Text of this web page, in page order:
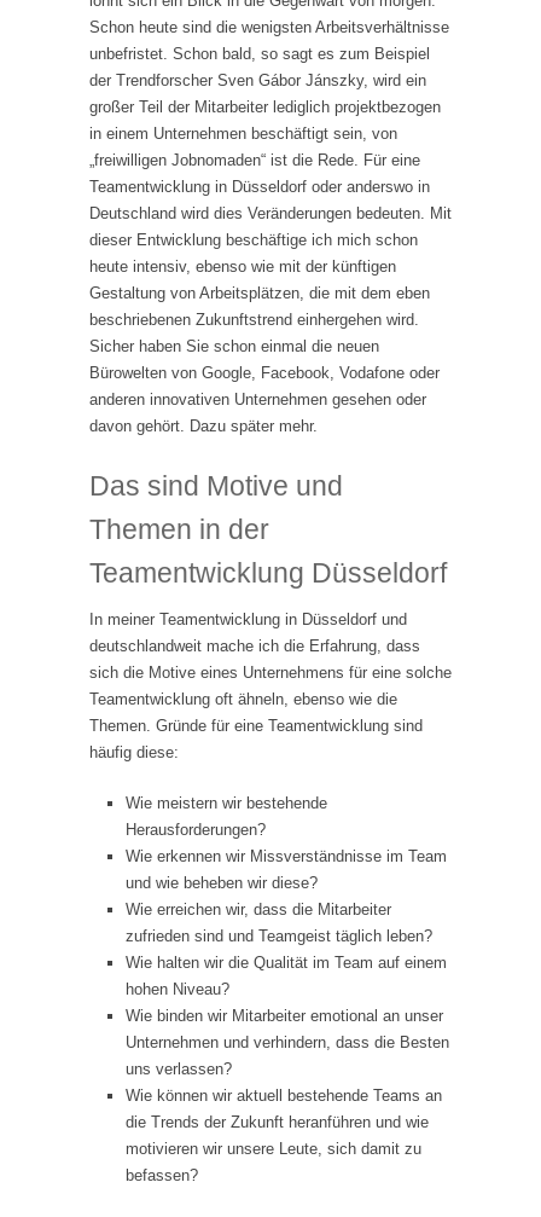
Schon heute sind die wenigsten Arbeitsverhältnisse
unbefristet. Schon bald, so sagt es zum Beispiel
der Trendforscher Sven Gábor Jánszky, wird ein
großer Teil der Mitarbeiter lediglich projektbezogen
in einem Unternehmen beschäftigt sein, von
„freiwilligen Jobnomaden“ ist die Rede. Für eine
Teamentwicklung in Düsseldorf oder anderswo in
Deutschland wird dies Veränderungen bedeuten. Mit
dieser Entwicklung beschäftige ich mich schon
heute intensiv, ebenso wie mit der künftigen
Gestaltung von Arbeitsplätzen, die mit dem eben
beschriebenen Zukunftstrend einhergehen wird.
Sicher haben Sie schon einmal die neuen
Bürowelten von Google, Facebook, Vodafone oder
anderen innovativen Unternehmen gesehen oder
davon gehört. Dazu später mehr.
Das sind Motive und
Themen in der
Teamentwicklung Düsseldorf
In meiner Teamentwicklung in Düsseldorf und
deutschlandweit mache ich die Erfahrung, dass
sich die Motive eines Unternehmens für eine solche
Teamentwicklung oft ähneln, ebenso wie die
Themen. Gründe für eine Teamentwicklung sind
häufig diese:
Wie meistern wir bestehende
Herausforderungen?
Wie erkennen wir Missverständnisse im Team
und wie beheben wir diese?
Wie erreichen wir, dass die Mitarbeiter
zufrieden sind und Teamgeist täglich leben?
Wie halten wir die Qualität im Team auf einem
hohen Niveau?
Wie binden wir Mitarbeiter emotional an unser
Unternehmen und verhindern, dass die Besten
uns verlassen?
Wie können wir aktuell bestehende Teams an
die Trends der Zukunft heranführen und wie
motivieren wir unsere Leute, sich damit zu
befassen?